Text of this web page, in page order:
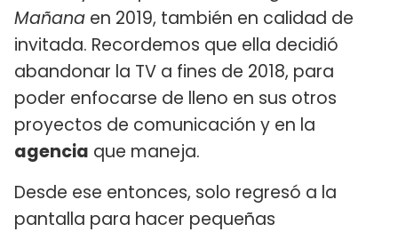
Mañana en 2019, también en calidad de
invitada. Recordemos que ella decidió
abandonar la TV a fines de 2018, para
poder enfocarse de lleno en sus otros
proyectos de comunicación y en la
agencia que maneja.
Desde ese entonces, solo regresó a la
pantalla para hacer pequeñas